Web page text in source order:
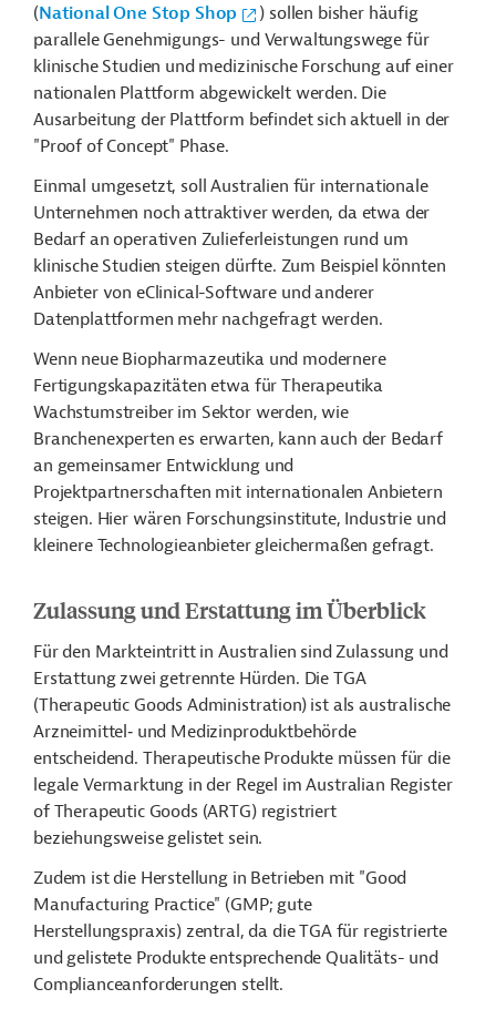
(National One Stop Shop
) sollen bisher häufig
parallele Genehmigungs- und Verwaltungswege für
klinische Studien und medizinische Forschung auf einer
nationalen Plattform abgewickelt werden. Die
Ausarbeitung der Plattform befindet sich aktuell in der
"Proof of Concept" Phase.
Einmal umgesetzt, soll Australien für internationale
Unternehmen noch attraktiver werden, da etwa der
Bedarf an operativen Zulieferleistungen rund um
klinische Studien steigen dürfte. Zum Beispiel könnten
Anbieter von eClinical-Software und anderer
Datenplattformen mehr nachgefragt werden.
Wenn neue Biopharmazeutika und modernere
Fertigungskapazitäten etwa für Therapeutika
Wachstumstreiber im Sektor werden, wie
Branchenexperten es erwarten, kann auch der Bedarf
an gemeinsamer Entwicklung und
Projektpartnerschaften mit internationalen Anbietern
steigen. Hier wären Forschungsinstitute, Industrie und
kleinere Technologieanbieter gleichermaßen gefragt.
Zulassung und Erstattung im Überblick
Für den Markteintritt in Australien sind Zulassung und
Erstattung zwei getrennte Hürden. Die TGA
(Therapeutic Goods Administration) ist als australische
Arzneimittel‑ und Medizinproduktbehörde
entscheidend. Therapeutische Produkte müssen für die
legale Vermarktung in der Regel im Australian Register
of Therapeutic Goods (ARTG) registriert
beziehungsweise gelistet sein.
Zudem ist die Herstellung in Betrieben mit "Good
Manufacturing Practice" (GMP; gute
Herstellungspraxis) zentral, da die TGA für registrierte
und gelistete Produkte entsprechende Qualitäts- und
Complianceanforderungen stellt.